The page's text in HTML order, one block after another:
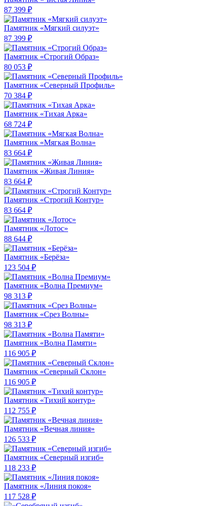
87 399 ₽
Памятник «Мягкий силуэт»
87 399 ₽
Памятник «Строгий Образ»
80 053 ₽
Памятник «Северный Профиль»
70 384 ₽
Памятник «Тихая Арка»
68 724 ₽
Памятник «Мягкая Волна»
83 664 ₽
Памятник «Живая Линия»
83 664 ₽
Памятник «Строгий Контур»
83 664 ₽
Памятник «Лотос»
88 644 ₽
Памятник «Берёза»
123 504 ₽
Памятник «Волна Премиум»
98 313 ₽
Памятник «Срез Волны»
98 313 ₽
Памятник «Волна Памяти»
116 905 ₽
Памятник «Северный Склон»
116 905 ₽
Памятник «Тихий контур»
112 755 ₽
Памятник «Вечная линия»
126 533 ₽
Памятник «Северный изгиб»
118 233 ₽
Памятник «Линия покоя»
117 528 ₽